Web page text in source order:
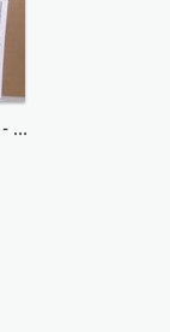
L'alligator Blanc planche 39 - En famille !!